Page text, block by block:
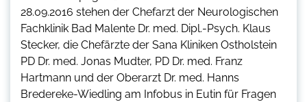
28.09.2016 stehen der Chefarzt der Neurologischen
Fachklinik Bad Malente Dr. med. Dipl.-Psych. Klaus
Stecker, die Chefärzte der Sana Kliniken Ostholstein
PD Dr. med. Jonas Mudter, PD Dr. med. Franz
Hartmann und der Oberarzt Dr. med. Hanns
Bredereke-Wiedling am Infobus in Eutin für Fragen